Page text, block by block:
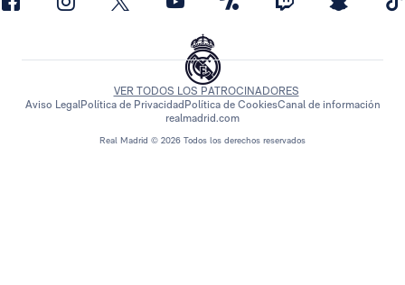
Real Madrid © 2026 Todos los derechos reservados
VER TODOS LOS PATROCINADORES
Aviso LegalPolítica de Privacidad Política de CookiesCanal de información
realmadrid.com